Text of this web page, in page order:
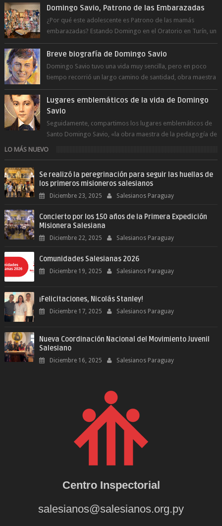
Domingo Savio, Patrono de las Embarazadas
¿Por qué este adolescente es Patrono de las mamás
embarazadas? Estando Domingo en el Oratorio en Turín, un
día le pide a Don Bosco...
Breve biografía de Domingo Savio
Domingo Savio tuvo una vida muy sencilla, pero en poco
tiempo recorrió un largo camino de santidad, obra maestra
del Espíritu Santo y fr...
Lugares emblemáticos de la vida de Domingo
Savio
Seguidamente, compartimos los lugares emblemáticos de
Santo Domingo Savio, «la obra maestra de la pedagogía de
Don Bosco». San Giovann...
LO MÁS NUEVO
Se realizó la peregrinación para seguir las huellas de
los primeros misioneros salesianos
Diciembre 23, 2025 Salesianos Paraguay
Concierto por los 150 años de la Primera Expedición
Misionera Salesiana
Diciembre 22, 2025 Salesianos Paraguay
Comunidades Salesianas 2026
Diciembre 19, 2025 Salesianos Paraguay
¡Felicitaciones, Nicolás Stanley!
Diciembre 17, 2025 Salesianos Paraguay
Nueva Coordinación Nacional del Movimiento Juvenil
Salesiano
Diciembre 16, 2025 Salesianos Paraguay
Centro Inspectorial
salesianos@salesianos.org.py